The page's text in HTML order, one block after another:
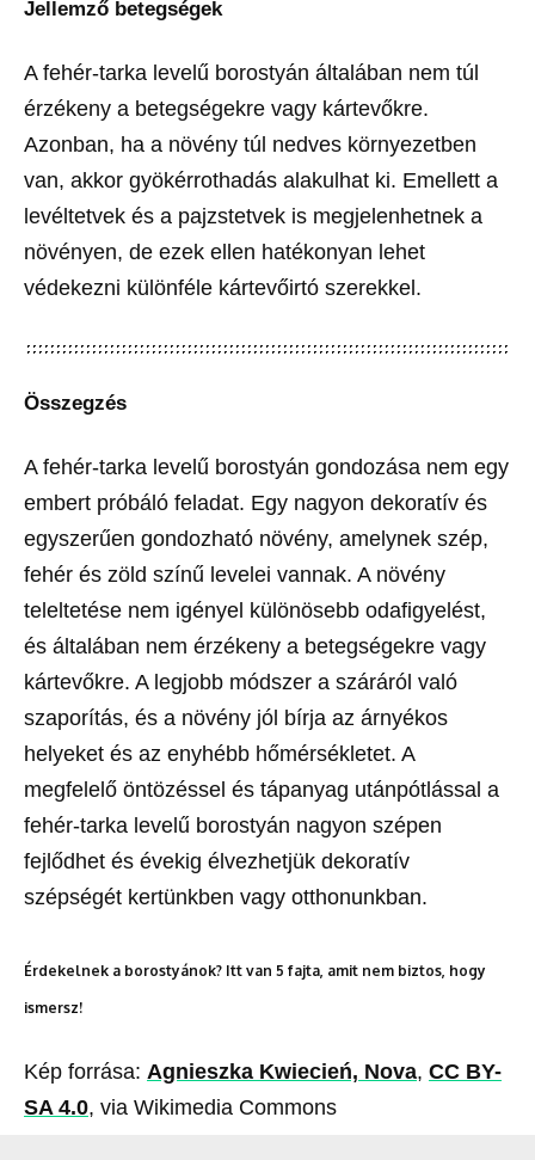
Jellemző betegségek
A fehér-tarka levelű borostyán általában nem túl
érzékeny a betegségekre vagy kártevőkre.
Azonban, ha a növény túl nedves környezetben
van, akkor gyökérrothadás alakulhat ki. Emellett a
levéltetvek és a pajzstetvek is megjelenhetnek a
növényen, de ezek ellen hatékonyan lehet
védekezni különféle kártevőirtó szerekkel.
Összegzés
A fehér-tarka levelű borostyán gondozása nem egy
embert próbáló feladat. Egy nagyon dekoratív és
egyszerűen gondozható növény, amelynek szép,
fehér és zöld színű levelei vannak. A növény
teleltetése nem igényel különösebb odafigyelést,
és általában nem érzékeny a betegségekre vagy
kártevőkre. A legjobb módszer a száráról való
szaporítás, és a növény jól bírja az árnyékos
helyeket és az enyhébb hőmérsékletet. A
megfelelő öntözéssel és tápanyag utánpótlással a
fehér-tarka levelű borostyán nagyon szépen
fejlődhet és évekig élvezhetjük dekoratív
szépségét kertünkben vagy otthonunkban.
Érdekelnek a borostyánok? Itt van 5 fajta, amit nem biztos, hogy
ismersz!
Kép forrása: Agnieszka Kwiecień, Nova, CC BY-
SA 4.0, via Wikimedia Commons